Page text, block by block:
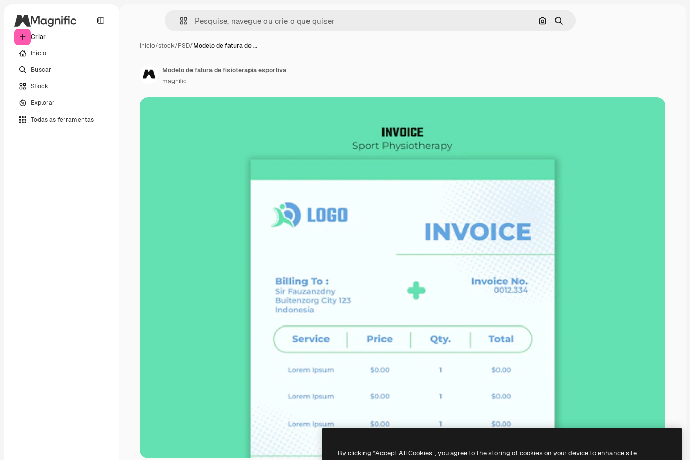
Criar
Início
Buscar
Stock
Explorar
Todas as ferramentas
Pesquisar por imagem
Buscar
Início/stock/PSD/Modelo de fatura de …
Modelo de fatura de fisioterapia esportiva
magnific
By clicking “Accept All Cookies”, you agree to the storing of cookies on your device to enhance site